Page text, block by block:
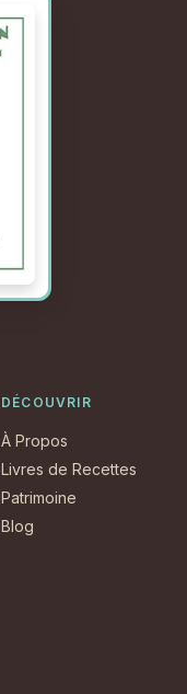
DÉCOUVRIR
À Propos
Livres de Recettes
Patrimoine
Blog